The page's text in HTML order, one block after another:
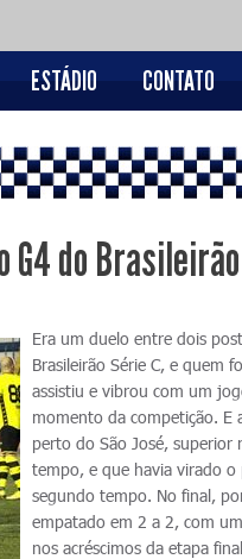
ESTÁDIO CONTATO
G4 do Brasileirão
Era um duelo entre dois
Brasileirão Série C, e quem
assistiu e vibrou com um
momento da competição. E
perto do São José, superior
tempo, e que havia virado o
segundo tempo. No final,
empatado em 2 a 2, com
nos acréscimos da etapa